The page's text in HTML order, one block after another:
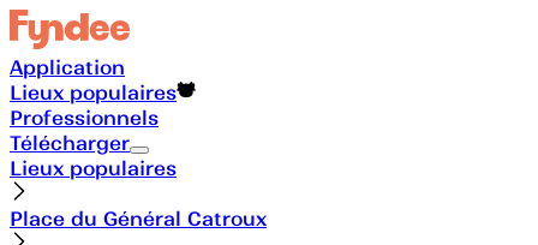
Application
Lieux populaires
Professionnels
Télécharger
Lieux populaires
Place du Général Catroux